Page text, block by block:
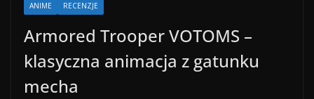
ANIME RECENZJE
Armored Trooper VOTOMS –
klasyczna animacja z gatunku
mecha